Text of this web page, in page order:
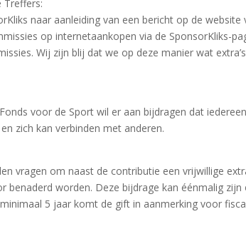
Treffers​:
naar aanleiding van een bericht op de
op internetaankopen via de SponsorKliks-
Wij zijn blij dat we op deze manier wat
voor de Sport wil er aan bijdragen dat
zich kan verbinden met anderen.
vragen om naast de contributie een vrijwillige
benaderd worden. Deze bijdrage kan éénmalig
5 jaar komt de gift in aanmerking voor